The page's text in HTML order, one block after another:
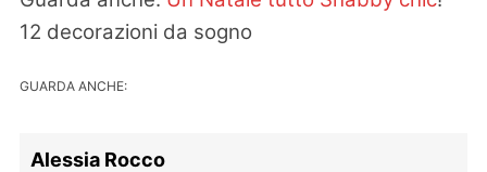
12 decorazioni da sogno
GUARDA ANCHE:
Alessia Rocco